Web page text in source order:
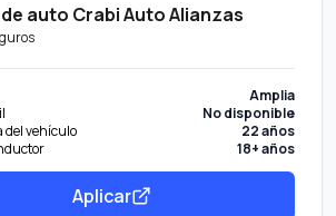
auto Crabi Auto Alianzas
Amplia
No disponible
vehículo
22 años
18+ años
Aplicar